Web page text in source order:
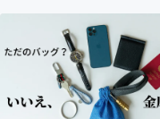
テクノロジ
映像・映画